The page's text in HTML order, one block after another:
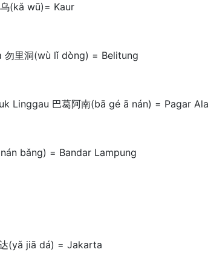
(kǎ wū)= Kaur
勿里洞(wù lǐ dòng) = Belitung
Linggau 巴葛阿南(bā gé ā nán) = Pagar
bǎng) = Bandar Lampung
(yǎ jiā dá) = Jakarta